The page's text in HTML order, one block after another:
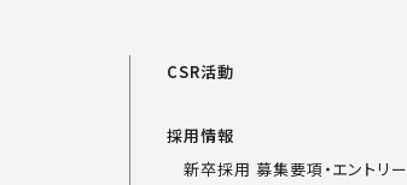
CSR活動
採用情報
新卒採用 募集要項・エントリー